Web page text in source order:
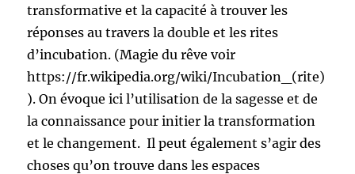
transformative et la capacité à trouver les
réponses au travers la double et les rites
d’incubation. (Magie du rêve voir
https://fr.wikipedia.org/wiki/Incubation_(rite)
). On évoque ici l’utilisation de la sagesse et de
la connaissance pour initier la transformation
et le changement. Il peut également s’agir des
choses qu’on trouve dans les espaces